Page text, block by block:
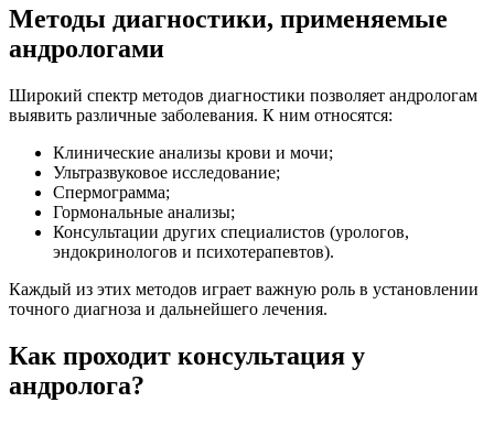
Методы диагностики, применяемые
андрологами
Широкий спектр методов диагностики позволяет андрологам
выявить различные заболевания. К ним относятся:
Клинические анализы крови и мочи;
Ультразвуковое исследование;
Спермограмма;
Гормональные анализы;
Консультации других специалистов (урологов,
эндокринологов и психотерапевтов).
Каждый из этих методов играет важную роль в установлении
точного диагноза и дальнейшего лечения.
Как проходит консультация у
андролога?